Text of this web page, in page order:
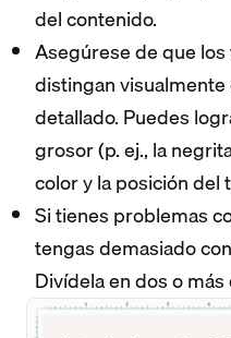
del contenido.
Asegúrese de que
distingan
detallado. Puedes
grosor (p. ej., la
color y la posición del
Si tienes problemas
tengas demasiado
Divídela en dos o